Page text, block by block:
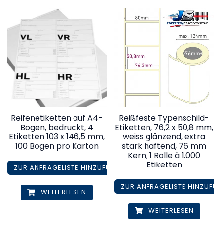
Reifenetiketten auf A4-
Bogen, bedruckt, 4
Etiketten 103 x 146,5 mm,
100 Bogen pro Karton
ZUR ANFRAGELISTE HINZUFÜGEN
WEITERLESEN
Reißfeste Typenschild-
Etiketten, 76,2 x 50,8 mm,
weiss glänzend, extra
stark haftend, 76 mm
Kern, 1 Rolle à 1.000
Etiketten
ZUR ANFRAGELISTE
WEITERLESEN